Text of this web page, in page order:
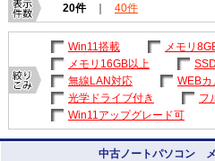
20件 ｜ 40件
Win11搭載
メモリ
メモリ16GB以上
無線LAN対応
WEBカ
光学ドライブ付き
フ
Win11アップグレード可
中古ノートパソコン